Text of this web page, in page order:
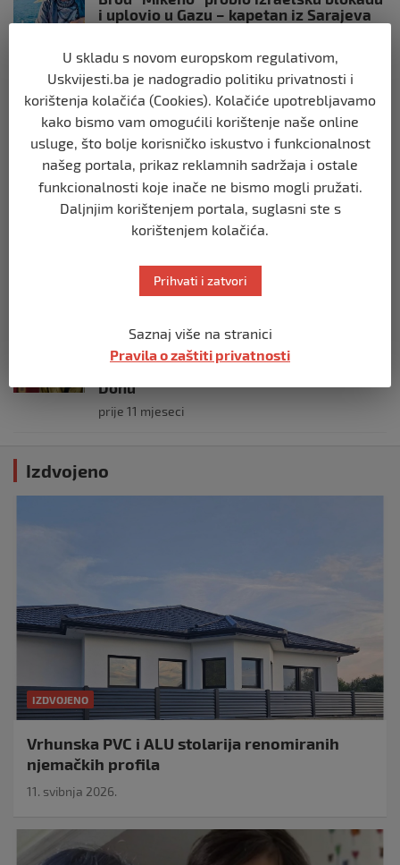
i uplovio u Gazu – kapetan iz Sarajeva
prije 10 mjeseci
SVIJET
Opsadno stanje u Münchenu, odjeknulo
nekoliko eksplozija: Ima žrtava,
policijske snage na terenu
Zapadu
prije 11 mjeseci
SVIJET
Papa Lav XIV izjavio da je situacija vrlo
Dohu
prije 11 mjeseci
Izdvojeno
IZDVOJENO
Vrhunska PVC i ALU stolarija renomiranih
njemačkih profila
11. svibnja 2026.
U skladu s novom europskom regulativom,
Uskvijesti.ba je nadogradio politiku privatnosti i
korištenja kolačića (Cookies). Kolačiće upotrebljavamo
kako bismo vam omogućili korištenje naše online
usluge, što bolje korisničko iskustvo i funkcionalnost
našeg portala, prikaz reklamnih sadržaja i ostale
funkcionalnosti koje inače ne bismo mogli pružati.
Daljnjim korištenjem portala, suglasni ste s
korištenjem kolačića.
Prihvati i zatvori
Saznaj više na stranici
Pravila o zaštiti privatnosti